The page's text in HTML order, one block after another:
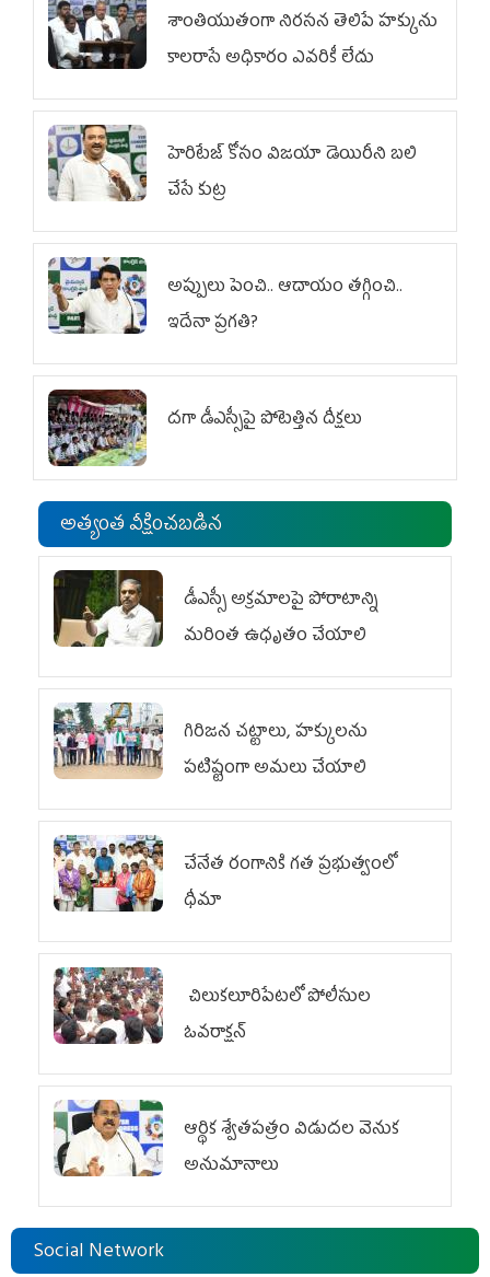
శాంతియుతంగా నిరసన తెలిపే హక్కును
కాలరాసే అధికారం ఎవరికీ లేదు
హెరిటేజ్ కోసం విజయా డెయిరీని బలి
చేసే కుట్ర‌
అప్పులు పెంచి.. ఆదాయం తగ్గించి..
ఇదేనా ప్రగతి?
దగా డీఎస్సీపై పోటెత్తిన దీక్షలు
అత్యంత వీక్షించబడిన
డీఎస్సీ అక్రమాలపై పోరాటాన్ని
మరింత ఉధృతం చేయాలి
గిరిజన చట్టాలు, హక్కులను
పటిష్టంగా అమలు చేయాలి
చేనేత రంగానికి గత ప్రభుత్వంలో
ధీమా
చిలుక‌లూరిపేట‌లో పోలీసుల
ఓవ‌రాక్ష‌న్‌
ఆర్థిక శ్వేతపత్రం విడుదల వెనుక
అనుమానాలు
Social Network